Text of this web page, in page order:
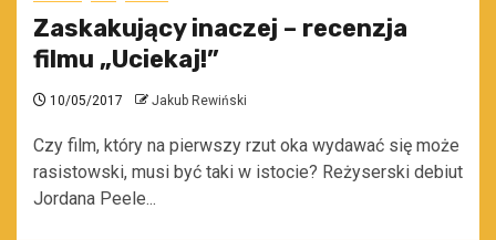
Zaskakujący inaczej – recenzja
filmu „Uciekaj!”
10/05/2017 Jakub Rewiński
Czy film, który na pierwszy rzut oka wydawać się może
rasistowski, musi być taki w istocie? Reżyserski debiut
Jordana Peele...